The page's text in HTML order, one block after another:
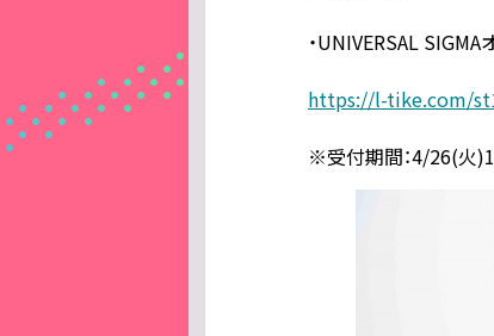
・UNIVERSAL
https://l-tike.com/
※受付期間：4/26(火